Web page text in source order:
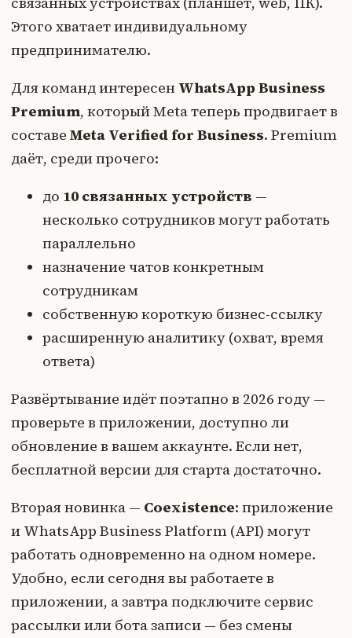
Этого хватает индивидуальному
предпринимателю.
Для команд интересен WhatsApp Business
Premium, который Meta теперь продвигает в
составе Meta Verified for Business. Premium
даёт, среди прочего:
до 10 связанных устройств —
несколько сотрудников могут работать
параллельно
назначение чатов конкретным
сотрудникам
собственную короткую бизнес-ссылку
расширенную аналитику (охват, время
ответа)
Развёртывание идёт поэтапно в 2026 году —
проверьте в приложении, доступно ли
обновление в вашем аккаунте. Если нет,
бесплатной версии для старта достаточно.
Вторая новинка — Coexistence: приложение
и WhatsApp Business Platform (API) могут
работать одновременно на одном номере.
Удобно, если сегодня вы работаете в
приложении, а завтра подключите сервис
рассылки или бота записи — без смены